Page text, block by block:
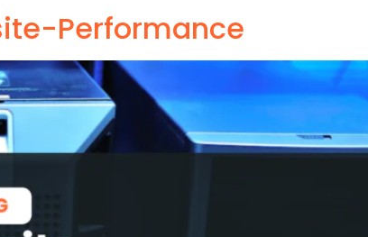
Performance